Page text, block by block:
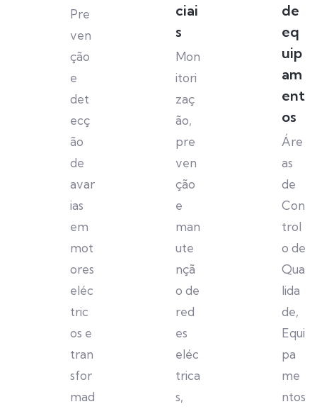
Pre
ven
ção
e
det
ecç
ão
de
avar
ias
em
mot
ores
eléc
tric
os e
tran
sfor
mad
ciai
s
Mon
itori
zaç
ão,
pre
ven
ção
e
man
ute
nçã
o de
red
es
eléc
trica
s,
de
eq
uip
am
ent
os
Áre
as
de
Con
trol
o de
Qua
lida
de,
Equi
pa
me
ntos